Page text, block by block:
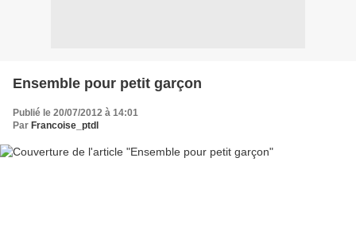
Ensemble pour petit garçon
Publié le 20/07/2012 à 14:01
Par Francoise_ptdl